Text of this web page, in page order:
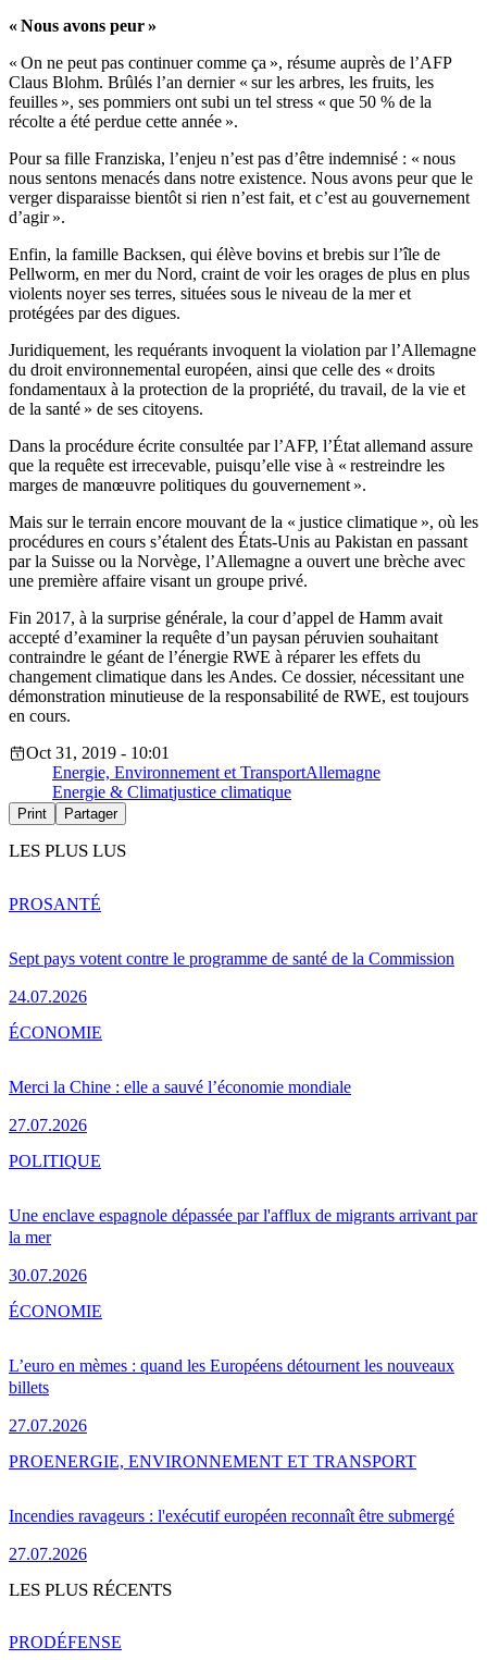
« Nous avons peur »
« On ne peut pas continuer comme ça », résume auprès de l’AFP
Claus Blohm. Brûlés l’an dernier « sur les arbres, les fruits, les
feuilles », ses pommiers ont subi un tel stress « que 50 % de la
récolte a été perdue cette année ».
Pour sa fille Franziska, l’enjeu n’est pas d’être indemnisé : « nous
nous sentons menacés dans notre existence. Nous avons peur que le
verger disparaisse bientôt si rien n’est fait, et c’est au gouvernement
d’agir ».
Enfin, la famille Backsen, qui élève bovins et brebis sur l’île de
Pellworm, en mer du Nord, craint de voir les orages de plus en plus
violents noyer ses terres, situées sous le niveau de la mer et
protégées par des digues.
Juridiquement, les requérants invoquent la violation par l’Allemagne
du droit environnemental européen, ainsi que celle des « droits
fondamentaux à la protection de la propriété, du travail, de la vie et
de la santé » de ses citoyens.
Dans la procédure écrite consultée par l’AFP, l’État allemand assure
que la requête est irrecevable, puisqu’elle vise à « restreindre les
marges de manœuvre politiques du gouvernement ».
Mais sur le terrain encore mouvant de la « justice climatique », où les
procédures en cours s’étalent des États-Unis au Pakistan en passant
par la Suisse ou la Norvège, l’Allemagne a ouvert une brèche avec
une première affaire visant un groupe privé.
Fin 2017, à la surprise générale, la cour d’appel de Hamm avait
accepté d’examiner la requête d’un paysan péruvien souhaitant
contraindre le géant de l’énergie RWE à réparer les effets du
changement climatique dans les Andes. Ce dossier, nécessitant une
démonstration minutieuse de la responsabilité de RWE, est toujours
en cours.
Oct 31, 2019 - 10:01
Energie, Environnement et TransportAllemagne
Energie & Climatjustice climatique
Print Partager
LES PLUS LUS
Sept pays votent contre le programme de santé de la Commission
24.07.2026
PROSANTÉ
Merci la Chine : elle a sauvé l’économie mondiale
27.07.2026
ÉCONOMIE
Une enclave espagnole dépassée par l'afflux de migrants arrivant par
la mer
30.07.2026
POLITIQUE
L’euro en mèmes : quand les Européens détournent les nouveaux
billets
27.07.2026
ÉCONOMIE
Incendies ravageurs : l'exécutif européen reconnaît être submergé
27.07.2026
PROENERGIE, ENVIRONNEMENT ET TRANSPORT
LES PLUS RÉCENTS
PRODÉFENSE